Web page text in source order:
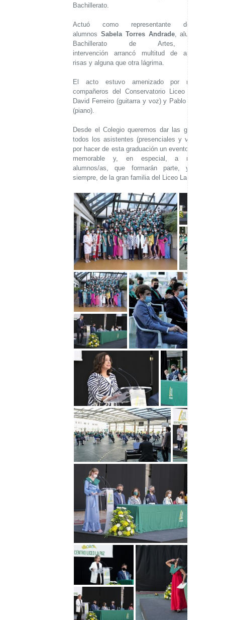
Bachillerato.
Actuó como representante de los
alumnosSabela Torres Andrade, alumna de
Bachillerato de Artes, cuya
intervención arrancó multitud de aplausos,
risas y alguna que otra lágrima.
El acto estuvo amenizado por nuestros
compañeros del Conservatorio Liceo La Paz
David Ferreiro (guitarra y voz) y Pablo Méndez
(piano).
Desde el Colegio queremos dar las gracias a
todos los asistentes (presenciales y virtuales)
por hacer de esta graduación un evento único y
memorable y, en especial, a nuestros
alumnos/as, que formarán parte, ya para
siempre, de la gran familia del Liceo La Paz.